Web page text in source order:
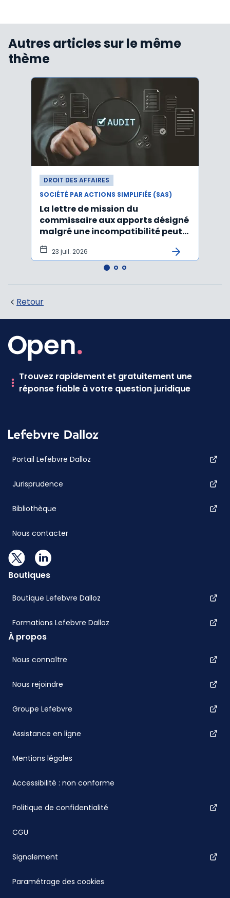
Autres articles sur le même
thème
DROIT DES AFFAIRES
SOCIÉTÉ PAR ACTIONS SIMPLIFIÉE (SAS)
La lettre de mission du
commissaire aux apports désigné
malgré une incompatibilité peut
être annulée
23 juil. 2026
Retour
Trouvez rapidement et gratuitement une
réponse fiable à votre question juridique
Portail Lefebvre Dalloz
Jurisprudence
Bibliothèque
Nous contacter
Boutiques
Boutique Lefebvre Dalloz
Formations Lefebvre Dalloz
À propos
Nous connaître
Nous rejoindre
Groupe Lefebvre
Assistance en ligne
Mentions légales
Accessibilité : non conforme
Politique de confidentialité
CGU
Signalement
Paramétrage des cookies